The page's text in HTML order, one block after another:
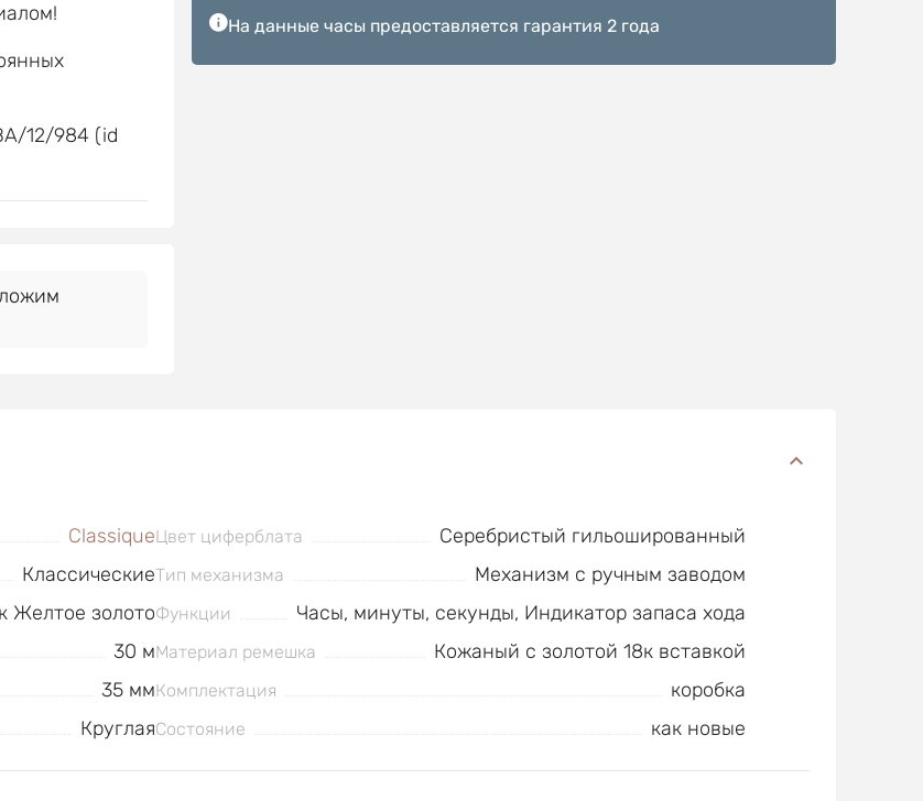
12/984 (id
На данные часы предоставляется гарантия 2 года
Classique
Классические
Желтое золото
30 м
35 мм
Круглая
Цвет циферблата Серебристый гильошированный
Тип механизма Механизм с ручным заводом
Функции Часы, минуты, секунды, Индикатор запаса хода
Материал ремешка Кожаный с золотой 18к вставкой
Комплектация коробка
Состояние как новые